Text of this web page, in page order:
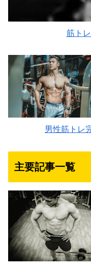
筋ト
男性筋トレ
主要記事一覧